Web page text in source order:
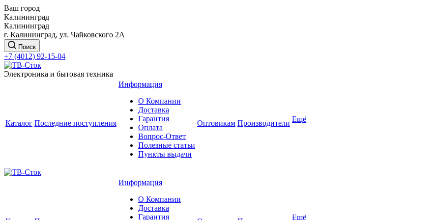
Ваш город
Калининград
Калининград
г. Калининград, ул. Чайковского 2А
Поиск
+7 (4012) 92-15-04
Электроника и бытовая техника
Каталог Последние поступления
Информация
О Компании
Доставка
Гарантия
Оплата
Вопрос-Ответ
Полезные статьи
Пункты выдачи
Оптовикам Производители Ещё
Информация
О Компании
Доставка
Гарантия
Ещё